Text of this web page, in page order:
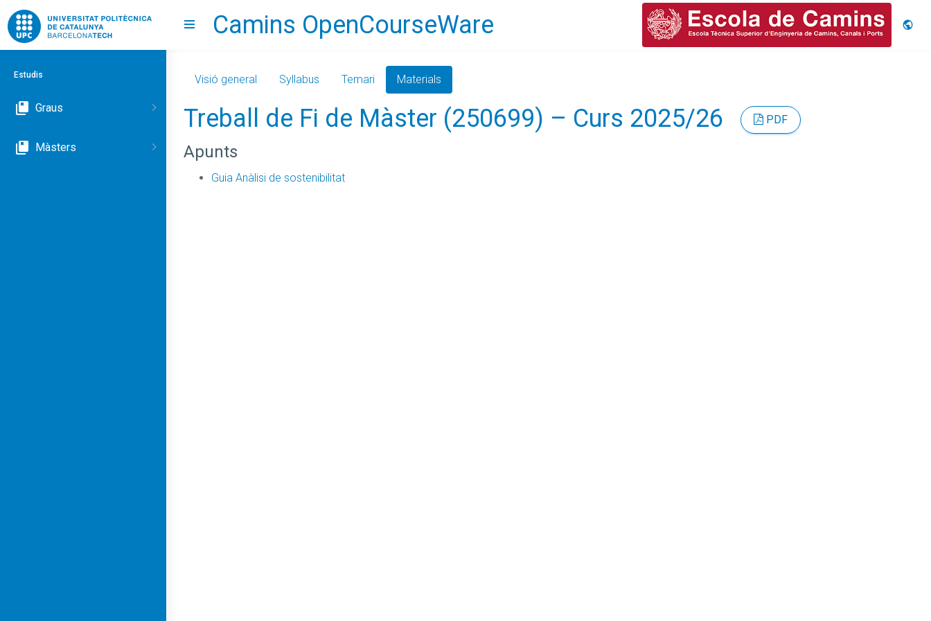
Go to upc.edu Show menuCamins OpenCourseWare
Estudis
Graus
Màsters
Visió general Syllabus Temari Materials
Treball de Fi de Màster (250699) – Curs 2025/26 PDF
Apunts
Guia Anàlisi de sostenibilitat